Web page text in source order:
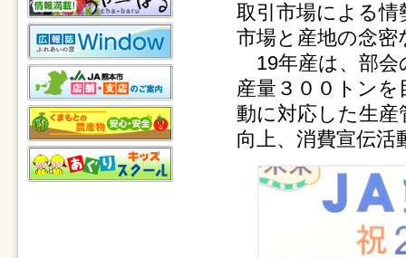
取引市場による
市場と産地の念
19年産は、部会
産量３００トン
動に対応した生産
向上、消費宣伝